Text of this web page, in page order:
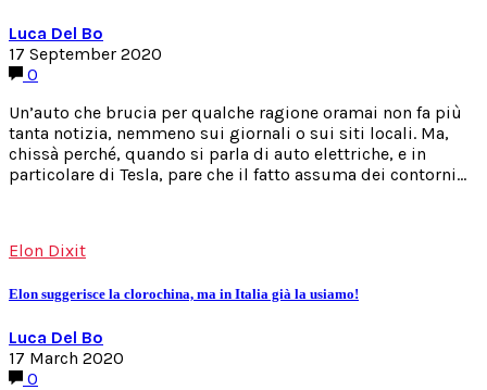
Luca Del Bo
17 September 2020
0
Un’auto che brucia per qualche ragione oramai non fa più
tanta notizia, nemmeno sui giornali o sui siti locali. Ma,
chissà perché, quando si parla di auto elettriche, e in
particolare di Tesla, pare che il fatto assuma dei contorni…
Elon Dixit
Elon suggerisce la clorochina, ma in Italia già la usiamo!
Luca Del Bo
17 March 2020
0